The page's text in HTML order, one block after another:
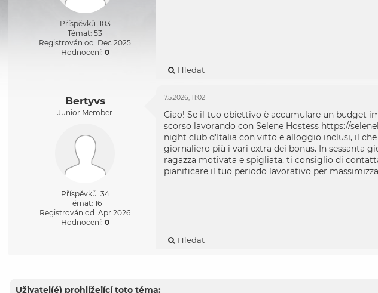
Příspěvků: 103
Témat: 53
Registrován od: Dec 2025
Hodnocení: 0
Hledat
Bertyvs
Junior Member
Příspěvků: 34
Témat: 16
Registrován od: Apr 2026
Hodnocení: 0
7.5.2026, 11:02
Ciao! Se il tuo obiettivo è accumulare un budget
scorso lavorando con Selene Hostess https://
night club d'Italia con vitto e alloggio inclusi, il
giornaliero più i vari extra dei bonus. In sessanta
ragazza motivata e spigliata, ti consiglio di
pianificare il tuo periodo lavorativo per
Hledat
Uživatel(é) prohlížející toto téma: